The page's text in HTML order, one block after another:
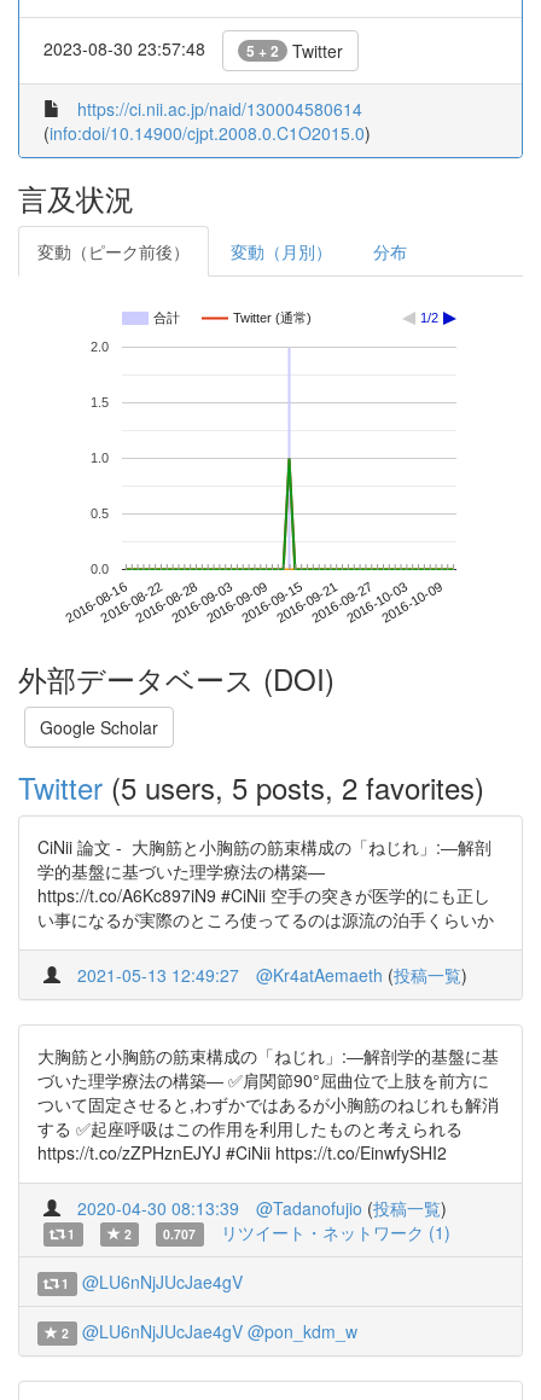
2023-08-30 23:57:48 5 + 2 Twitter
https://ci.nii.ac.jp/naid/130004580614
(info:doi/10.14900/cjpt.2008.0.C1O2015.0)
言及状況
変動（ピーク前後） 変動（月別） 分布
合計 Twitter (通常) 1/2
2016-08-162016-08-222016-08-282016-09-032016-09-092016-09-152016-09-212016-09-272016-10-032016-10-09
0.0
0.5
1.0
1.5
2.0
外部データベース (DOI)
Google Scholar
Twitter (5 users, 5 posts, 2 favorites)
CiNii 論文 - 大胸筋と小胸筋の筋束構成の「ねじれ」:―解剖
学的基盤に基づいた理学療法の構築―
https://t.co/A6Kc897iN9 #CiNii 空手の突きが医学的にも正し
い事になるが実際のところ使ってるのは源流の泊手くらいか
2021-05-13 12:49:27 @Kr4atAemaeth (投稿一覧)
大胸筋と小胸筋の筋束構成の「ねじれ」:―解剖学的基盤に基
づいた理学療法の構築― ✅肩関節90°屈曲位で上肢を前方に
ついて固定させると,わずかではあるが小胸筋のねじれも解消
する ✅起座呼吸はこの作用を利用したものと考えられる
https://t.co/zZPHznEJYJ #CiNii https://t.co/EinwfySHI2
2020-04-30 08:13:39 @Tadanofujio (投稿一覧)
1 2 0.707 リツイート・ネットワーク (1)
1 @LU6nNjJUcJae4gV
2 @LU6nNjJUcJae4gV @pon_kdm_w